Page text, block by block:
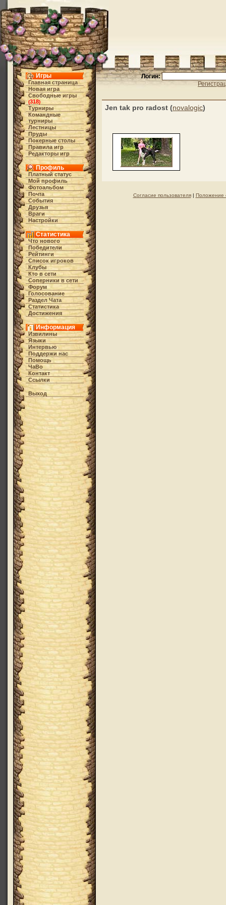
Игры
Главная страница
Новая игра
Свободные игры
(318)
Турниры
Командные
турниры
Лестницы
Пруды
Покерные столы
Правила игр
Редакторы игр
Профиль
Платный статус
Мой профиль
Фотоальбом
Почта
События
Друзья
Враги
Настройки
Статистика
Что нового
Победители
Рейтинги
Список игроков
Клубы
Кто в cети
Соперники в сети
Форум
Голосование
Раздел Чата
Статистика
Достижения
Информация
Извилины
Языки
Интервью
Поддержи нас
Помощь
ЧаВо
Контакт
Ссылки
Выход
Логин:
Jen tak pro radost (novalogic)
Согласие пользователя| Положение